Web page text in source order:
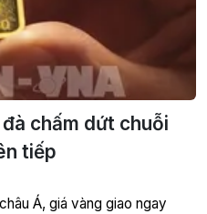
chấm dứt chuỗi
tiếp
Á, giá vàng giao ngay